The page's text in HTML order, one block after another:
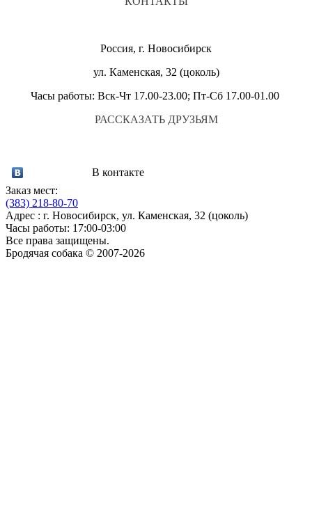
Россия, г. Новосибирск
ул. Каменская, 32 (цоколь)
Часы работы: Вск-Чт 17.00-23.00; Пт-Сб 17.00-01.00
РАССКАЗАТЬ ДРУЗЬЯМ
В контакте
Заказ мест:
(383) 218-80-70
Адрес : г. Новосибирск, ул. Каменская, 32 (цоколь)
Часы работы: 17:00-03:00
Все права защищены.
Бродячая собака © 2007-2026